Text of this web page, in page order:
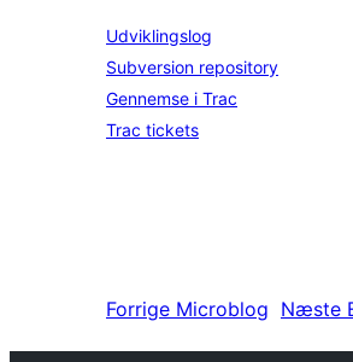
Udviklingslog
Subversion repository
Gennemse i Trac
Trac tickets
Forrige Microblog Næste